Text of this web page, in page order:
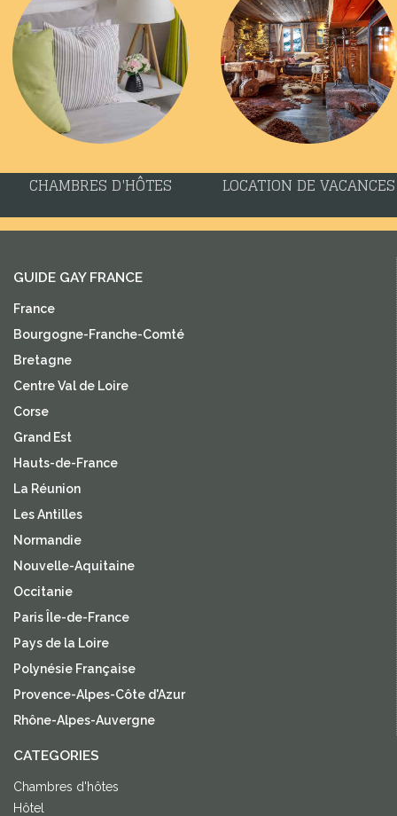
CHAMBRES D'HÔTES LOCATION DE VACANCES
GUIDE GAY FRANCE
France
Bourgogne-Franche-Comté
Bretagne
Centre Val de Loire
Corse
Grand Est
Hauts-de-France
La Réunion
Les Antilles
Normandie
Nouvelle-Aquitaine
Occitanie
Paris Île-de-France
Pays de la Loire
Polynésie Française
Provence-Alpes-Côte d'Azur
Rhône-Alpes-Auvergne
CATEGORIES
Chambres d'hôtes
Hôtel